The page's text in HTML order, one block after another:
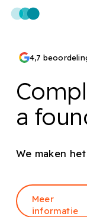
Skip
4,7
a
We maken
Meer
informatie